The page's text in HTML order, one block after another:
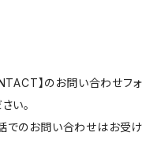
】のお問い合わせフォ
い。
でのお問い合わせはお受け